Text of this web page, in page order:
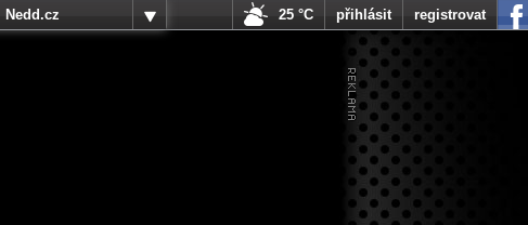
Nedd.cz
25 °C přihlásit registrovat